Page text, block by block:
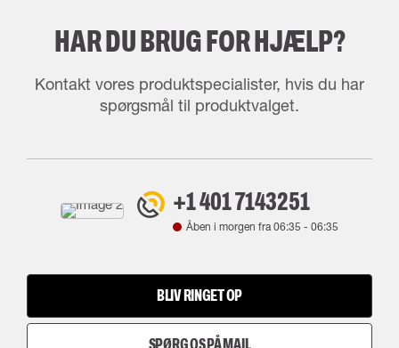
HAR DU BRUG FOR HJÆLP?
Kontakt vores produktspecialister, hvis du har
spørgsmål til produktvalget.
+1 401 7143251
Åben i morgen fra06:35 - 06:35
BLIV RINGET OP
SPØRG OS PÅ MAIL